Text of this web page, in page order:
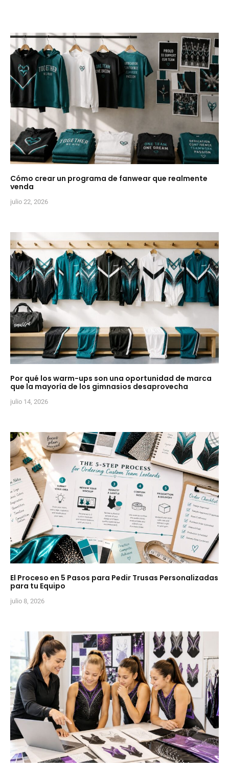
Cómo crear un programa de fanwear que realmente
venda
julio 22, 2026
Por qué los warm-ups son una oportunidad de marca
que la mayoría de los gimnasios desaprovecha
julio 14, 2026
El Proceso en 5 Pasos para Pedir Trusas Personalizadas
para tu Equipo
julio 8, 2026